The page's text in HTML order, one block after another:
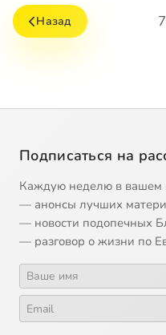
Назад
Подписаться на
Каждую неделю в вашем
— анонсы лучших
— новости подопечных
— разговор о жизни по